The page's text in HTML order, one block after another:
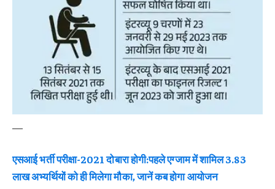
—
एसआई भर्ती परीक्षा-2021 दोबारा होगी:पहले एग्जाम में शामिल 3.83
लाख अभ्यर्थियों को ही मिलेगा मौका, जानें कब होगा आयोजन